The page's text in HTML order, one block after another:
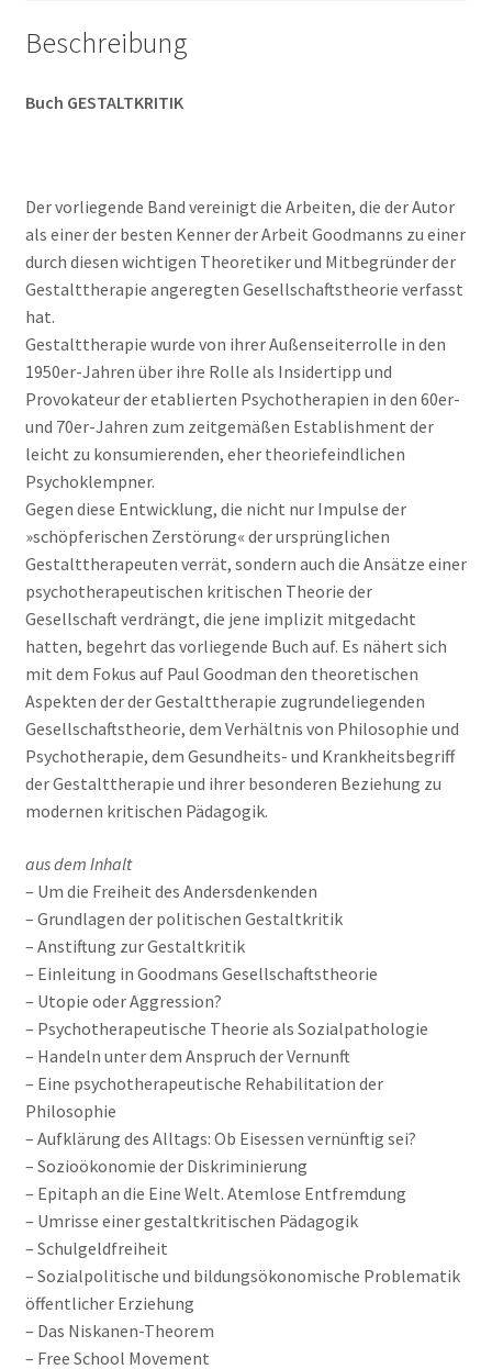
Beschreibung
Buch GESTALTKRITIK
Der vorliegende Band vereinigt die Arbeiten, die der Autor
als einer der besten Kenner der Arbeit Goodmanns zu einer
durch diesen wichtigen Theoretiker und Mitbegründer der
Gestalttherapie angeregten Gesellschaftstheorie verfasst
hat.
Gestalttherapie wurde von ihrer Außenseiterrolle in den
1950er-Jahren über ihre Rolle als Insidertipp und
Provokateur der etablierten Psychotherapien in den 60er-
und 70er-Jahren zum zeitgemäßen Establishment der
leicht zu konsumierenden, eher theoriefeindlichen
Psychoklempner.
Gegen diese Entwicklung, die nicht nur Impulse der
»schöpferischen Zerstörung« der ursprünglichen
Gestalttherapeuten verrät, sondern auch die Ansätze einer
psychotherapeutischen kritischen Theorie der
Gesellschaft verdrängt, die jene implizit mitgedacht
hatten, begehrt das vorliegende Buch auf. Es nähert sich
mit dem Fokus auf Paul Goodman den theoretischen
Aspekten der der Gestalttherapie zugrundeliegenden
Gesellschaftstheorie, dem Verhältnis von Philosophie und
Psychotherapie, dem Gesundheits- und Krankheitsbegriff
der Gestalttherapie und ihrer besonderen Beziehung zu
modernen kritischen Pädagogik.
aus dem Inhalt
– Um die Freiheit des Andersdenkenden
– Grundlagen der politischen Gestaltkritik
– Anstiftung zur Gestaltkritik
– Einleitung in Goodmans Gesellschaftstheorie
– Utopie oder Aggression?
– Psychotherapeutische Theorie als Sozialpathologie
– Handeln unter dem Anspruch der Vernunft
– Eine psychotherapeutische Rehabilitation der
Philosophie
– Aufklärung des Alltags: Ob Eisessen vernünftig sei?
– Sozioökonomie der Diskriminierung
– Epitaph an die Eine Welt. Atemlose Entfremdung
– Umrisse einer gestaltkritischen Pädagogik
– Schulgeldfreiheit
– Sozialpolitische und bildungsökonomische Problematik
öffentlicher Erziehung
– Das Niskanen-Theorem
– Free School Movement